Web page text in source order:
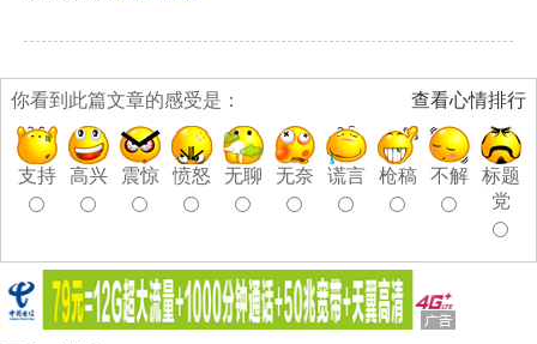
查看心情排行
你看到此篇文章的感受是：
支持 高兴 震惊 愤怒 无聊 无奈 谎言 枪稿 不解
标题
党